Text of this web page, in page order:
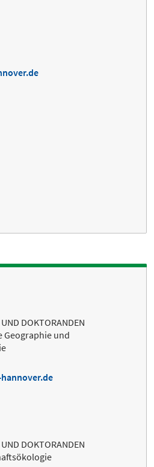
DOKTORANDEN
Geographie und
DOKTORANDEN